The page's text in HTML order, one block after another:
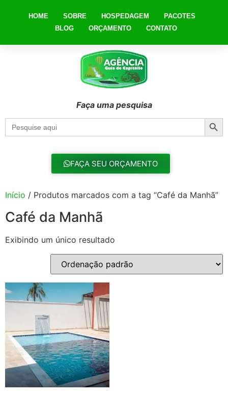
HOME SOBRE HOSPEDAGEM
PACOTES
BLOG
ORÇAMENTO CONTATO
Faça uma pesquisa
Search
for:
FAÇA SEU ORÇAMENTO
Início / Produtos marcados com a tag “Café da Manhã”
Café da Manhã
Exibindo um único resultado